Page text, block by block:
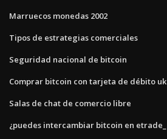
Marruecos monedas 2002
Tipos de estrategias comerciales
Seguridad nacional de bitcoin
Comprar bitcoin con tarjeta de débito uk
Salas de chat de comercio libre
¿puedes intercambiar bitcoin en etrade_